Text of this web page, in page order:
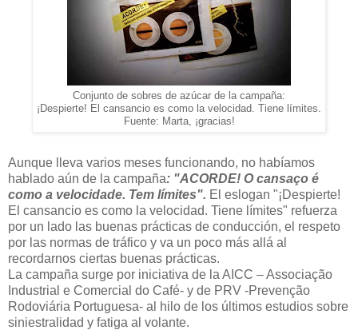
Conjunto de sobres de azúcar de la campaña:
¡Despierte! El cansancio es como la velocidad. Tiene límites.
Fuente: Marta, ¡gracias!
Aunque lleva varios meses funcionando, no habíamos
hablado aún de la campaña: "ACORDE! O cansaço é
como a velocidade. Tem límites". El eslogan "¡Despierte!
El cansancio es como la velocidad. Tiene límites" refuerza
por un lado las buenas prácticas de conducción, el respeto
por las normas de tráfico y va un poco más allá al
recordarnos ciertas buenas prácticas.
La campaña surge por iniciativa de la AICC – Associação
Industrial e Comercial do Café- y de PRV -Prevenção
Rodoviária Portuguesa- al hilo de los últimos estudios sobre
siniestralidad y fatiga al volante.